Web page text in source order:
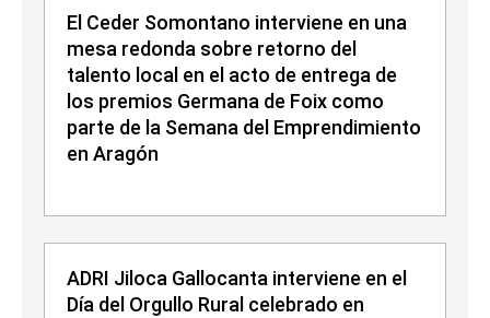
El Ceder Somontano interviene en una
mesa redonda sobre retorno del
talento local en el acto de entrega de
los premios Germana de Foix como
parte de la Semana del Emprendimiento
en Aragón
ADRI Jiloca Gallocanta interviene en el
Día del Orgullo Rural celebrado en